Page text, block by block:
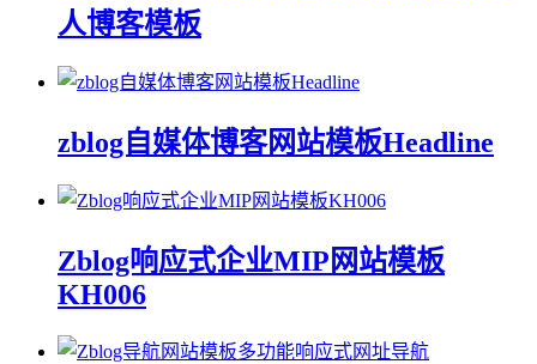
人博客模板
zblog自媒体博客网站模板Headline
Zblog响应式企业MIP网站模板
KH006